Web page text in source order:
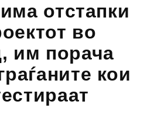
отстапки
во
им порача
кои